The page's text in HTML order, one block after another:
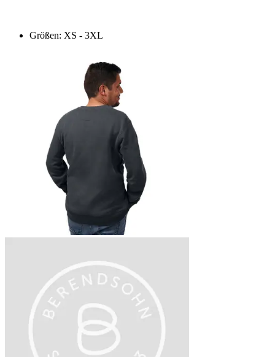
Größen: XS - 3XL